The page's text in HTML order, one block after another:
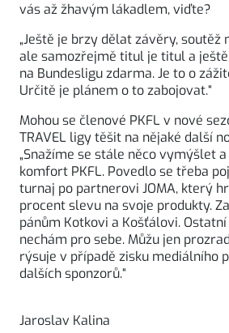
vás až žhavým lákadlem, viďte?
„Ještě je brzy dělat závěry, soutěž
ale samozřejmě titul je titul a ještě
na Bundesligu zdarma. Je to o
Určitě je plánem o to zabojovat.“
Mohou se členové PKFL v nové
TRAVEL ligy těšit na nějaké další
„Snažíme se stále něco vymýšlet
komfort PKFL. Povedlo se třeba
turnaj po partnerovi JOMA, který
procent slevu na svoje produkty.
pánům Kotkovi a Košťálovi.
nechám pro sebe. Můžu jen
rýsuje v případě zisku mediálního
dalších sponzorů.“
Jaroslav Kalina